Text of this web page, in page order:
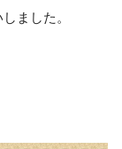
ました。